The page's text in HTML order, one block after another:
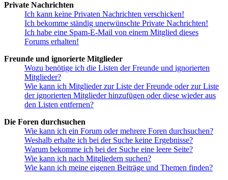
Private Nachrichten
Ich kann keine Privaten Nachrichten verschicken!
Ich bekomme ständig unerwünschte Private Nachrichten!
Ich habe eine Spam-E-Mail von einem Mitglied dieses
Forums erhalten!
Freunde und ignorierte Mitglieder
Wozu benötige ich die Listen der Freunde und ignorierten
Mitglieder?
Wie kann ich Mitglieder zur Liste der Freunde oder zur Liste
der ignorierten Mitglieder hinzufügen oder diese wieder aus
den Listen entfernen?
Die Foren durchsuchen
Wie kann ich ein Forum oder mehrere Foren durchsuchen?
Weshalb erhalte ich bei der Suche keine Ergebnisse?
Warum bekomme ich bei der Suche eine leere Seite?
Wie kann ich nach Mitgliedern suchen?
Wie kann ich meine eigenen Beiträge und Themen finden?